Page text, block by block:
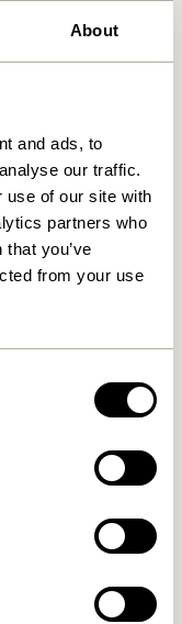
About
and ads, to
our traffic.
use of our site with
partners who
you’ve
from your use